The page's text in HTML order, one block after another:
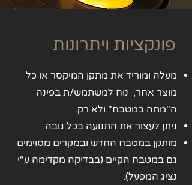
מעלה ומוריד את מתקן המיקסר או כל
מוצר אחר, נוח למשתמש/ת בפינה
ה"מתה במטבח" ולא רק.
ניתן לעצור את התנועה בכל גובה.
מותקן במטבח החדש ובמקרים מסוימים
גם במטבח הקיים (בבדיקה מקדימה ע"י
נציג המפעל).